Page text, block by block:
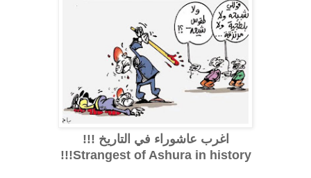
اغرب عاشوراء في التاريخ !!!
Strangest of Ashura in history!!!